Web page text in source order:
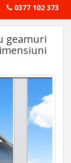
0377 102 373
geamuri